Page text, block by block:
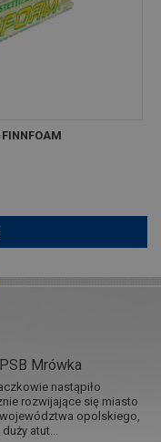
Mrówka
nastąpiło
rozwijające się miasto
opolskiego,
atut...